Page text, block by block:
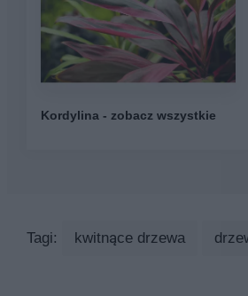
Kordylina - zobacz wszystkie
Tagi: kwitnące drzewa